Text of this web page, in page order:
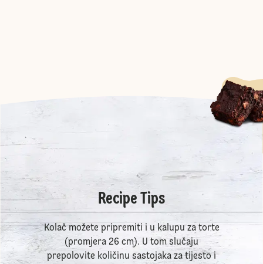
Recipe Tips
Kolač možete pripremiti i u kalupu za torte
(promjera 26 cm). U tom slučaju
prepolovite količinu sastojaka za tijesto i